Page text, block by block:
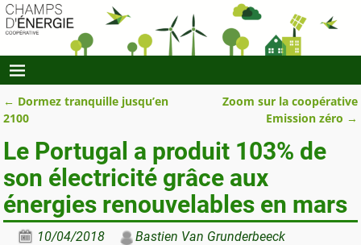
Navigation des articles
← Dormez tranquille jusqu’en
2100
Zoom sur la coopérative
Emission zéro →
Le Portugal a produit 103% de
son électricité grâce aux
énergies renouvelables en mars
10/04/2018 Bastien Van Grunderbeeck